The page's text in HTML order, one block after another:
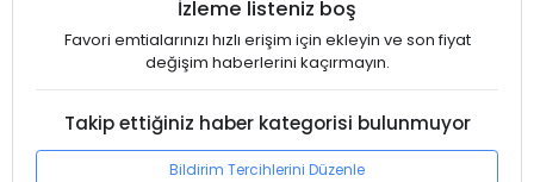
İzleme listeniz boş
Favori emtialarınızı hızlı erişim için ekleyin ve son fiyat
değişim haberlerini kaçırmayın.
Takip ettiğiniz haber kategorisi bulunmuyor
Bildirim Tercihlerini Düzenle